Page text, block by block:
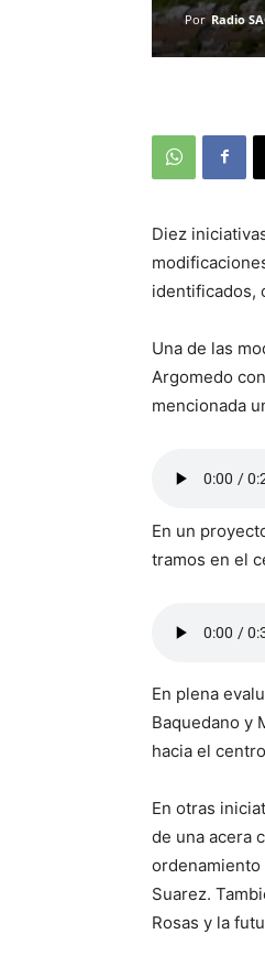
Por Radio
Diez
identificados,
Una de las
Argomedo
mencionada
En un
tramos en el
En plena
Baquedano y
hacia el
En otras
de una acera
ordenamiento
Suarez.
Rosas y la